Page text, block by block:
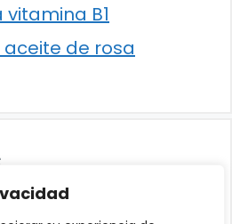
B1
de rosa